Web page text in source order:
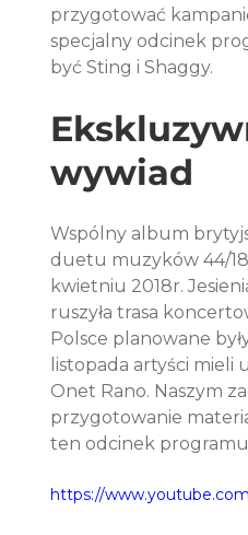
przygotować
specjalny odcinek
być Sting i Shaggy.
wywiad
Wspólny album
duetu muzyków 44/
kwietniu 2018r.
ruszyła trasa
Polsce planowane
listopada artyści mieli
Onet Rano. Naszym
przygotowanie
ten odcinek
https://